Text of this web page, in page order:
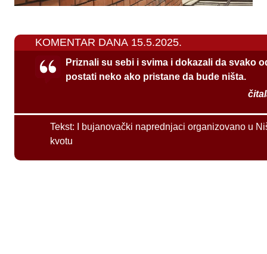
KOMENTAR DANA 15.5.2025.
Priznali su sebi i svima i dokazali da svako
postati neko ako pristane da bude ništa.
Tekst:
I bujanovački naprednjaci organizovano u
kvotu